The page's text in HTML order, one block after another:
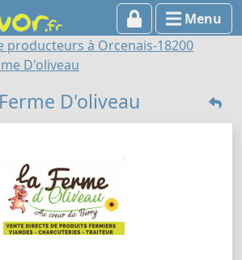
Menu
producteurs à Orcenais-18200
D'oliveau
D'oliveau